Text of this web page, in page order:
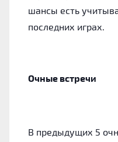
шансы есть
последних играх.
Очные встречи
В предыдущих 5